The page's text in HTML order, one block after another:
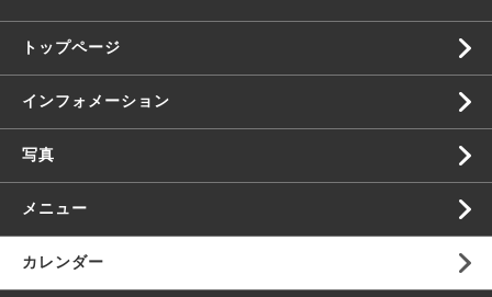
トップページ
インフォメーション
写真
メニュー
カレンダー